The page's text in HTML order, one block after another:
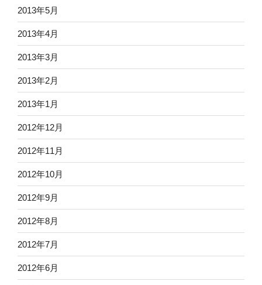
2013年5月
2013年4月
2013年3月
2013年2月
2013年1月
2012年12月
2012年11月
2012年10月
2012年9月
2012年8月
2012年7月
2012年6月